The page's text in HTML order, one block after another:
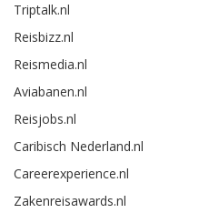
Triptalk.nl
Reisbizz.nl
Reismedia.nl
Aviabanen.nl
Reisjobs.nl
Caribisch Nederland.nl
Careerexperience.nl
Zakenreisawards.nl